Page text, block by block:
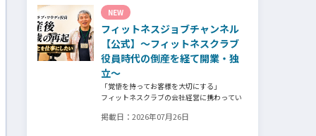
そんな風に自分だけでは思いつかないことを
行動に移してきた結果が、今に繋がっている
とお話してくださったヨガ講師の若松由貴子
さん。選ばれるインストラクターになるため
に若松さんが取られた行動とは？
NEW
フィットネスジョブチャンネル
【公式】～フィットネスクラブ
役員時代の倒産を経て開業・独
立～
「覚悟を持ってお客様を大切にする」
フィットネスクラブの会社経営に携わってい
それでも尚、同じ業界内で独立し再起を図っ
掲載日： 2026年07月26日